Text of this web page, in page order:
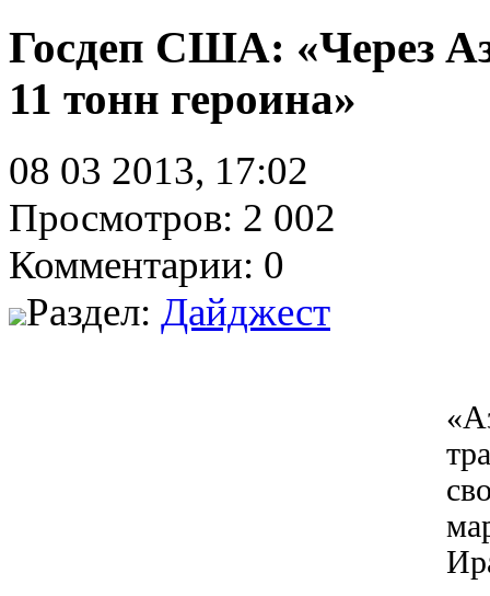
Госдеп США: «Через
11 тонн героина»
08 03 2013, 17:02
Просмотров: 2 002
Комментарии: 0
Раздел: Дайджест